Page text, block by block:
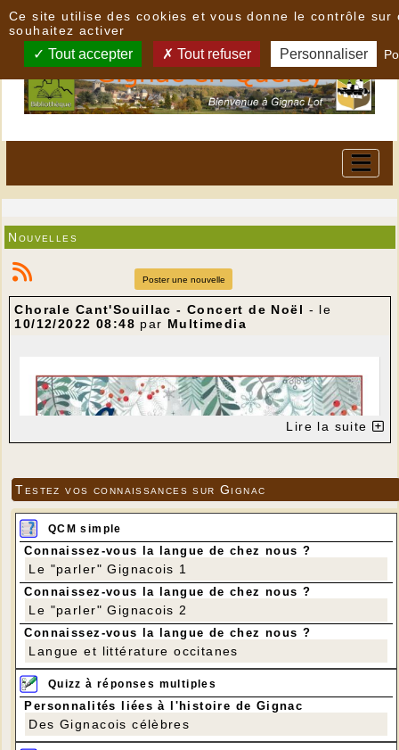
Nouvelles
Poster une nouvelle
Chorale Cant'Souillac - Concert de Noël - le
10/12/2022 08:48 par Multimedia
Lire la suite
Testez vos connaissances sur Gignac
QCM simple
Connaissez-vous la langue de chez nous ?
Le "parler" Gignacois 1
Connaissez-vous la langue de chez nous ?
Le "parler" Gignacois 2
Connaissez-vous la langue de chez nous ?
Langue et littérature occitanes
Quizz à réponses multiples
Personnalités liées à l'histoire de Gignac
Des Gignacois célèbres
Ce site utilise des cookies et vous donne le contrôle sur
souhaitez activer
Tout accepter Tout refuser Personnaliser